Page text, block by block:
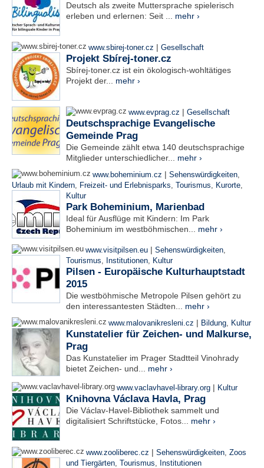
Deutsch als zweite Muttersprache spielerisch
erleben und erlernen: Seit ... mehr ›
www.sbirej-toner.cz | Gesellschaft
Projekt Sbírej-toner.cz
Sbírej-toner.cz ist ein ökologisch-wohltätiges
Projekt der... mehr ›
www.evprag.cz | Gesellschaft
Deutschsprachige Evangelische
Gemeinde Prag
Die Gemeinde zählt etwa 140 deutschsprachige
Mitglieder unterschiedlicher... mehr ›
www.boheminium.cz | Sehenswürdigkeiten,
Urlaub mit Kindern, Freizeit- und Erlebnisparks, Tourismus, Kurorte,
Kultur
Park Boheminium, Marienbad
Ideal für Ausflüge mit Kindern: Im Park
Boheminium im westböhmischen... mehr ›
www.visitpilsen.eu | Sehenswürdigkeiten,
Tourismus, Institutionen, Kultur
Pilsen - Europäische Kulturhauptstadt
2015
Die westböhmische Metropole Pilsen gehört zu
den interessantesten Städten... mehr ›
www.malovanikresleni.cz | Bildung, Kultur
Kunstatelier für Zeichen- und Malkurse,
Prag
Das Kunstatelier im Prager Stadtteil Vinohrady
bietet Zeichen- und... mehr ›
www.vaclavhavel-library.org | Kultur
Knihovna Václava Havla, Prag
Die Václav-Havel-Bibliothek sammelt und
digitalisiert Schriftstücke, Fotos... mehr ›
www.zooliberec.cz | Sehenswürdigkeiten, Zoos
und Tiergärten, Tourismus, Institutionen